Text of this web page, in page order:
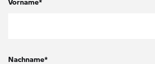
Nachname*